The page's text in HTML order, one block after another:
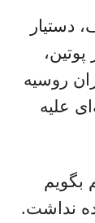
دستیار
روسیه
علیه
نداشت.